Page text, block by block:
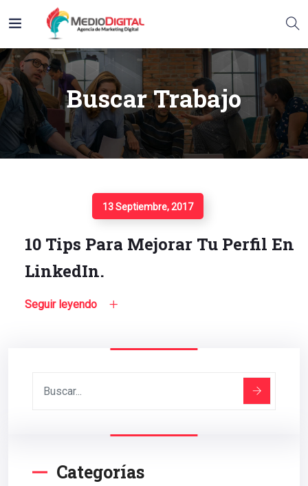
Buscar Trabajo
13 Septiembre, 2017
10 Tips Para Mejorar Tu Perfil En
LinkedIn.
Seguir leyendo
Categorías